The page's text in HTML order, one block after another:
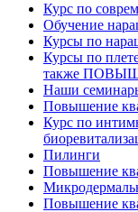
Курс по
Обучение
Курсы по
Курсы по
также
Наши
Повышение
Курс по
Пилинги
Повышение
Повышение